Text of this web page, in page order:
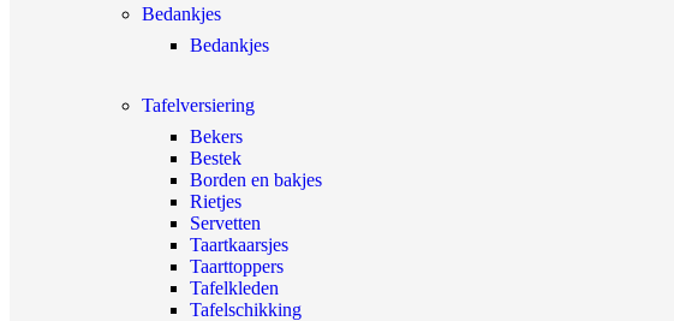
Bedankjes
Bedankjes
Tafelversiering
Bekers
Bestek
Borden en bakjes
Rietjes
Servetten
Taartkaarsjes
Taarttoppers
Tafelkleden
Tafelschikking